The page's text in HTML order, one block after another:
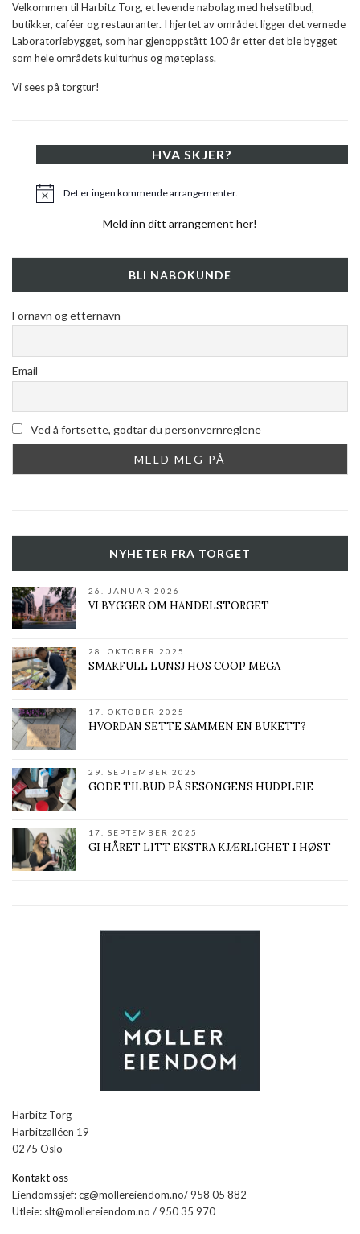
Velkommen til Harbitz Torg, et levende nabolag med helsetilbud,
butikker, caféer og restauranter. I hjertet av området ligger det vernede
Laboratoriebygget, som har gjenoppstått 100 år etter det ble bygget
som hele områdets kulturhus og møteplass.
Vi sees på torgtur!
HVA SKJER?
MerknadDet er ingen kommende arrangementer.
Meld inn ditt arrangement her!
BLI NABOKUNDE
Fornavn og etternavn
Email
Ved å fortsette, godtar du personvernreglene
NYHETER FRA TORGET
26. JANUAR 2026
VI BYGGER OM HANDELSTORGET
28. OKTOBER 2025
SMAKFULL LUNSJ HOS COOP MEGA
17. OKTOBER 2025
HVORDAN SETTE SAMMEN EN BUKETT?
29. SEPTEMBER 2025
GODE TILBUD PÅ SESONGENS HUDPLEIE
17. SEPTEMBER 2025
GI HÅRET LITT EKSTRA KJÆRLIGHET I HØST
Harbitz Torg
Harbitzalléen 19
0275 Oslo
Kontakt oss
Eiendomssjef: cg@mollereiendom.no/ 958 05 882
Utleie: slt@mollereiendom.no / 950 35 970